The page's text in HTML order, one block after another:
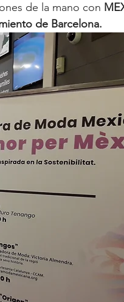
de la mano con
de Barcelona.